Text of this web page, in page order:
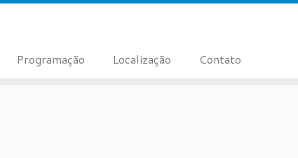
Programação Localização Contato